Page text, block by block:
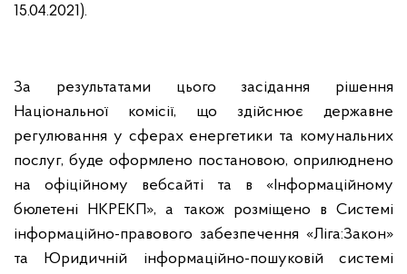
15.04.2021).
За результатами цього засідання рішення
Національної комісії, що здійснює державне
регулювання у сферах енергетики та комунальних
послуг, буде оформлено постановою, оприлюднено
на офіційному вебсайті та в «Інформаційному
бюлетені НКРЕКП», а також розміщено в Системі
інформаційно-правового забезпечення «Ліга:Закон»
та Юридичній інформаційно-пошуковій системі